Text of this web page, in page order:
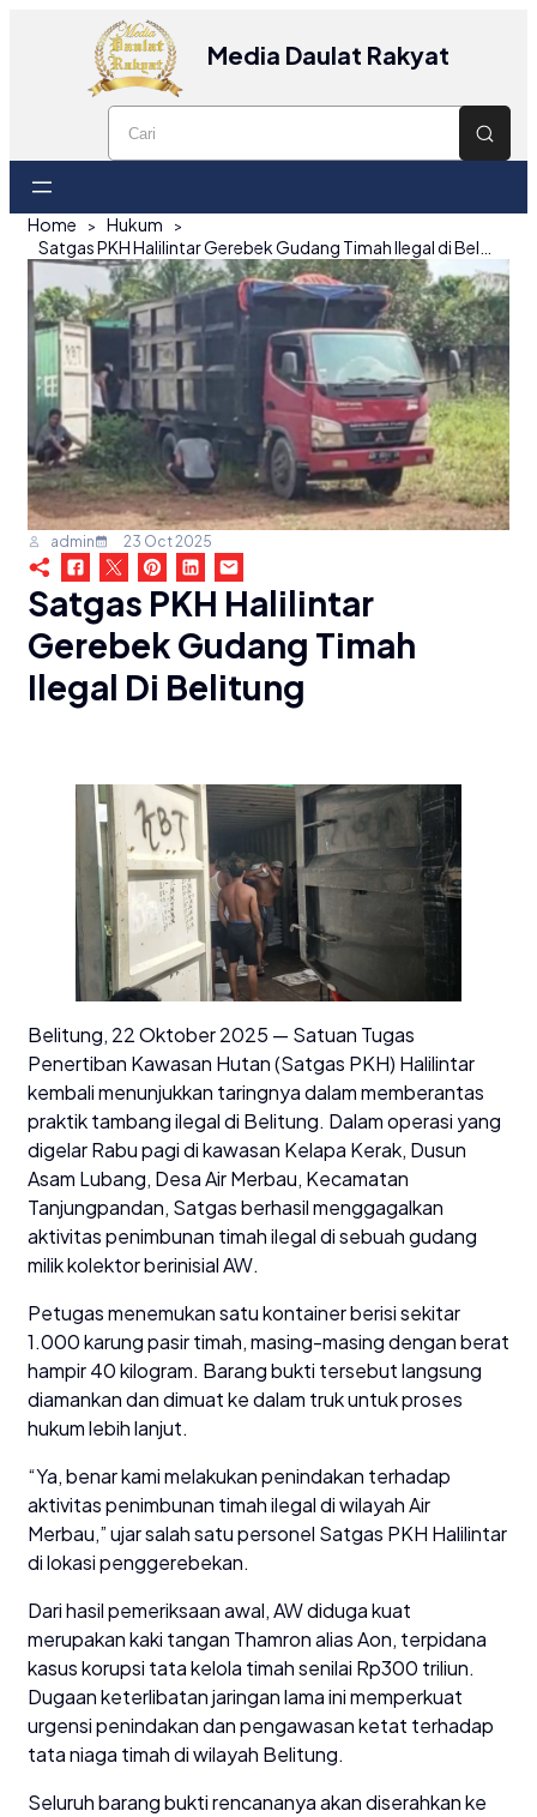
Media Daulat Rakyat
Home
Hukum
admin 23 Oct 2025
Satgas PKH Halilintar
Gerebek Gudang Timah
Ilegal Di Belitung
Belitung, 22 Oktober 2025 — Satuan Tugas
Penertiban Kawasan Hutan (Satgas PKH) Halilintar
kembali menunjukkan taringnya dalam memberantas
praktik tambang ilegal di Belitung. Dalam operasi yang
digelar Rabu pagi di kawasan Kelapa Kerak, Dusun
Asam Lubang, Desa Air Merbau, Kecamatan
Tanjungpandan, Satgas berhasil menggagalkan
aktivitas penimbunan timah ilegal di sebuah gudang
milik kolektor berinisial AW.
Petugas menemukan satu kontainer berisi sekitar
1.000 karung pasir timah, masing-masing dengan berat
hampir 40 kilogram. Barang bukti tersebut langsung
diamankan dan dimuat ke dalam truk untuk proses
hukum lebih lanjut.
“Ya, benar kami melakukan penindakan terhadap
aktivitas penimbunan timah ilegal di wilayah Air
Merbau,” ujar salah satu personel Satgas PKH Halilintar
di lokasi penggerebekan.
Dari hasil pemeriksaan awal, AW diduga kuat
merupakan kaki tangan Thamron alias Aon, terpidana
kasus korupsi tata kelola timah senilai Rp300 triliun.
Dugaan keterlibatan jaringan lama ini memperkuat
urgensi penindakan dan pengawasan ketat terhadap
tata niaga timah di wilayah Belitung.
Seluruh barang bukti rencananya akan diserahkan ke